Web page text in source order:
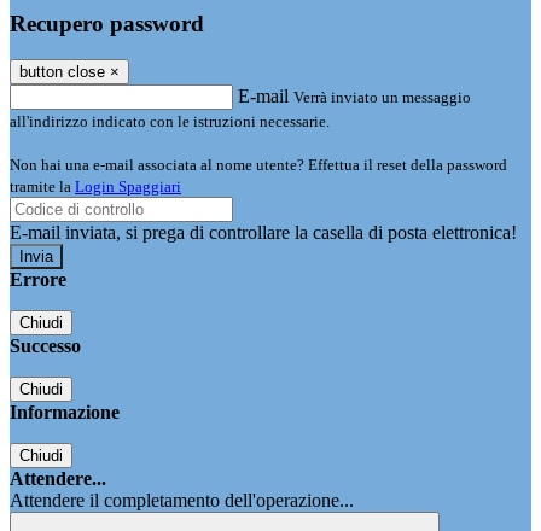
Recupero password
button close ×
E-mail Verrà inviato un messaggio
all'indirizzo indicato con le istruzioni necessarie.
Non hai una e-mail associata al nome utente? Effettua il reset della password
tramite la Login Spaggiari
E-mail inviata, si prega di controllare la casella di posta elettronica!
Errore
Chiudi
Successo
Chiudi
Informazione
Chiudi
Attendere...
Attendere il completamento dell'operazione...